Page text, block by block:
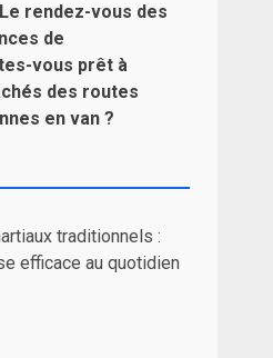
rendez-vous des
de
vous prêt à
des routes
en van ?
traditionnels :
efficace au quotidien